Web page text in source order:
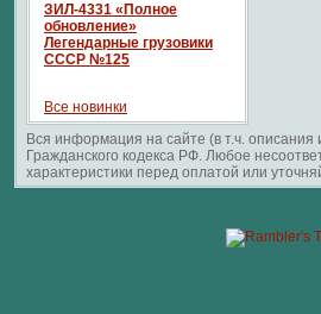
ЗИЛ-4331 «Полное
обновление»
Легендарные грузовики
СССР №125
Все новинки
Вся информация на сайте (в т.ч.
Гражданского кодекса РФ. Любое
характеристики перед оплатой или